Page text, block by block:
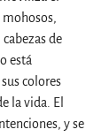
de
está
colores
la vida. El
y se